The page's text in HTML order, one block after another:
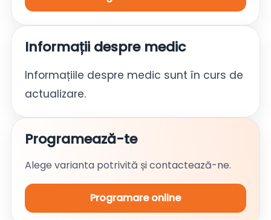
Informații despre medic
Informațiile despre medic sunt în curs de
actualizare.
Programează-te
Alege varianta potrivită și contactează-ne.
Programare online